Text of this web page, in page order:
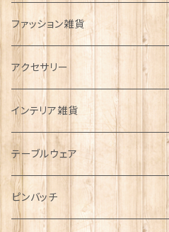
ファッション雑貨
タータンネクタイ
帽子
キャップ
ハンチング帽
Tシャツ
マフラー
アクセサリー
ORTAK
ブローチ
ペンダント
インテリア雑貨
インテリア置物
ラブスプーン
テーブルウェア
ティータオル
ピンバッチ